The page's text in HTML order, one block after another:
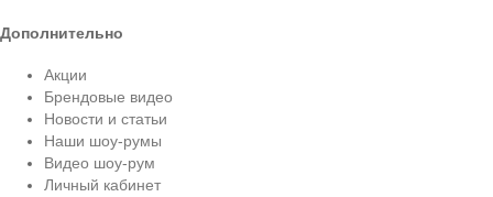
Дополнительно
Акции
Брендовые видео
Новости и статьи
Наши шоу-румы
Видео шоу-рум
Личный кабинет